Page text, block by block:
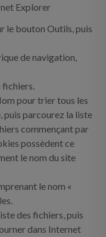
Explorer
le bouton Outils, puis
de navigation,
pour trier tous les
puis parcourez la liste
commençant par
possèdent ce
le nom du site
le nom «
des fichiers, puis
dans Internet